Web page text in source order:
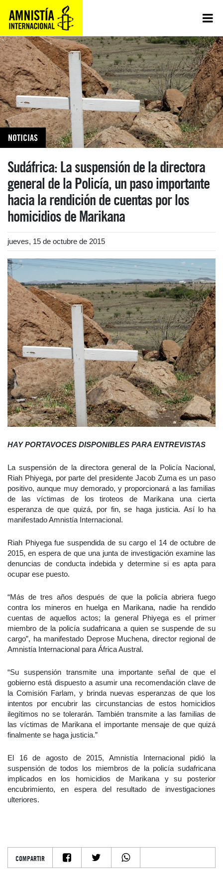
NOTICIAS
Sudáfrica: La suspensión de la directora
general de la Policía, un paso importante
hacia la rendición de cuentas por los
homicidios de Marikana
jueves, 15 de octubre de 2015
HAY PORTAVOCES DISPONIBLES PARA ENTREVISTAS
La suspensión de la directora general de la Policía Nacional,
Riah Phiyega, por parte del presidente Jacob Zuma es un paso
positivo, aunque muy demorado, y proporcionará a las familias
de las víctimas de los tiroteos de Marikana una cierta
esperanza de que quizá, por fin, se haga justicia. Así lo ha
manifestado Amnistía Internacional.
Riah Phiyega fue suspendida de su cargo el 14 de octubre de
2015, en espera de que una junta de investigación examine las
denuncias de conducta indebida y determine si es apta para
ocupar ese puesto.
“Más de tres años después de que la policía abriera fuego
contra los mineros en huelga en Marikana, nadie ha rendido
cuentas de aquellos actos; la general Phiyega es el primer
miembro de la policía sudafricana a quien se suspende de su
cargo”, ha manifestado Deprose Muchena, director regional de
Amnistía Internacional para África Austral.
“Su suspensión transmite una importante señal de que el
gobierno está dispuesto a asumir una recomendación clave de
la Comisión Farlam, y brinda nuevas esperanzas de que los
intentos por encubrir las circunstancias de estos homicidios
ilegítimos no se tolerarán. También transmite a las familias de
las víctimas de Marikana el importante mensaje de que quizá
finalmente se haga justicia.”
El 16 de agosto de 2015, Amnistía Internacional pidió la
suspensión de todos los miembros de la policía sudafricana
implicados en los homicidios de Marikana y su posterior
encubrimiento, en espera del resultado de investigaciones
ulteriores.
COMPARTIR